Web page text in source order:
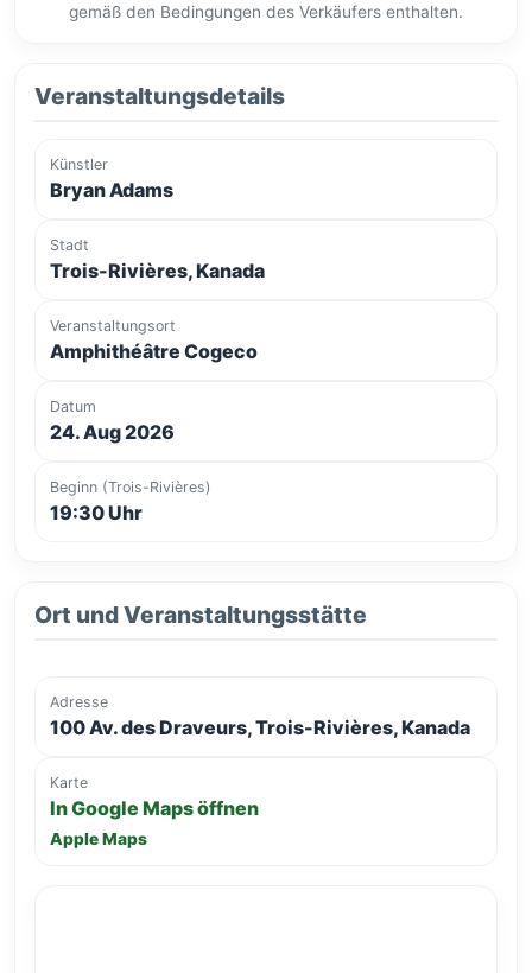
gemäß den Bedingungen des Verkäufers enthalten.
Veranstaltungsdetails
Künstler
Bryan Adams
Stadt
Trois-Rivières, Kanada
Veranstaltungsort
Amphithéâtre Cogeco
Datum
24. Aug 2026
Beginn (Trois-Rivières)
19:30 Uhr
Ort und Veranstaltungsstätte
Adresse
100 Av. des Draveurs, Trois-Rivières, Kanada
Karte
In Google Maps öffnen
Apple Maps